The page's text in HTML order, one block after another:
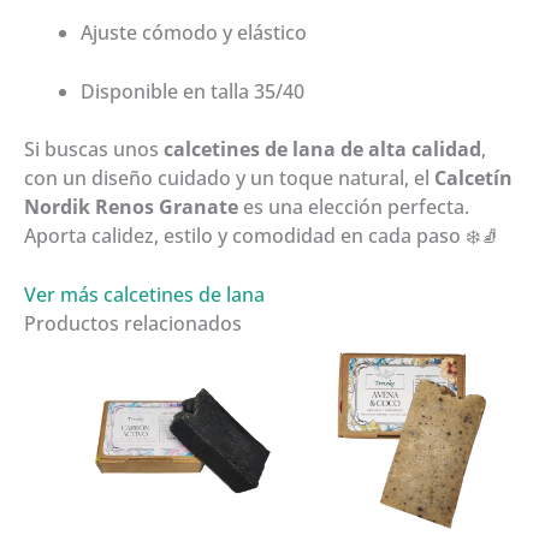
Ajuste cómodo y elástico
Disponible en talla 35/40
Si buscas unos calcetines de lana de alta calidad,
con un diseño cuidado y un toque natural, el Calcetín
Nordik Renos Granate es una elección perfecta.
Aporta calidez, estilo y comodidad en cada paso ❄️🧦
Ver más calcetines de lana
Productos relacionados